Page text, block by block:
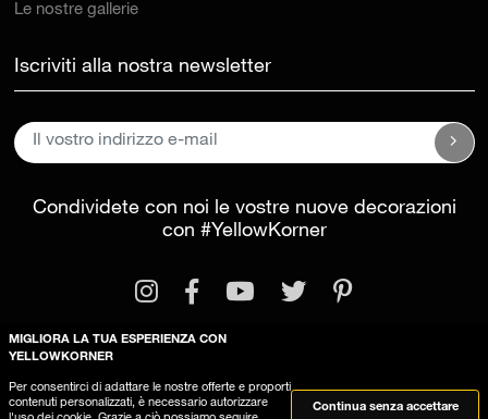
con#YellowKorner
Questo sito utilizza dei cookies
MIGLIORA LA TUA ESPERIENZA CON
YELLOWKORNER
Per consentirci di adattare le nostre offerte e proporti
contenuti personalizzati, è necessario autorizzare
Continua senza accettare